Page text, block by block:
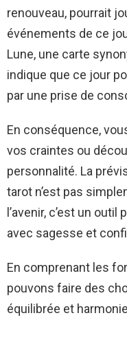
renouveau, pourrait
événements de ce
Lune, une carte
indique que ce jour
par une prise de
En conséquence,
vos craintes ou
personnalité. La
tarot n’est pas
l’avenir, c’est un
avec sagesse et
En comprenant les
pouvons faire des
équilibrée et